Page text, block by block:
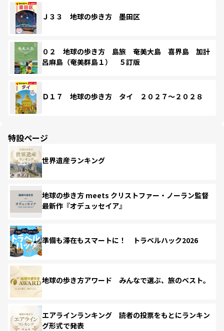
Ｊ３３ 地球の歩き方 墨田区
０２ 地球の歩き方 島旅 奄美大島 喜界島 加計
呂麻島（奄美群島１） ５訂版
Ｄ１７ 地球の歩き方 タイ ２０２７～２０２８
特設ページ
世界遺産ランキング
地球の歩き方 meets クリストファー・ノーラン監督
最新作『オデュッセイア』
準備も滞在もスマートに！ トラベルハック2026
地球の歩き方アワード みんなで選ぶ、旅のベスト。
エアラインランキング 読者の投票をもとにランキン
グ形式で発表